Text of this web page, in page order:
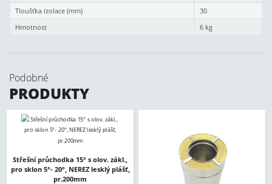
Tloušťka izolace (mm)
30
Hmotnost
6 kg
Podobné
PRODUKTY
Střešní průchodka 15° s olov. zákl.,
pro sklon 5°- 20°, NEREZ lesklý plášť,
pr.200mm